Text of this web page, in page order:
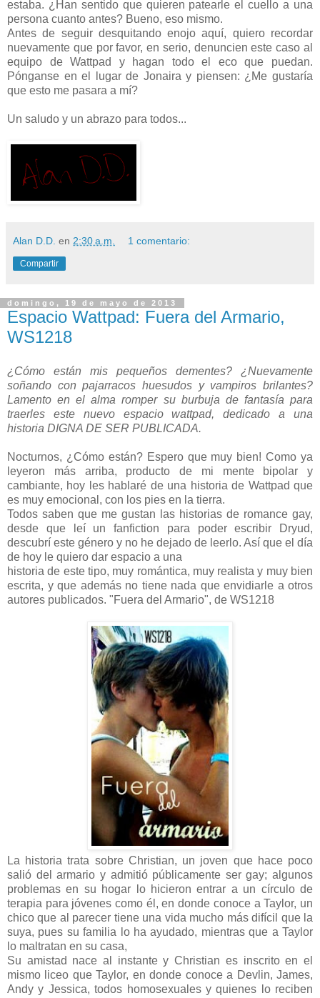
estaba. ¿Han sentido que quieren patearle el cuello a una
persona cuanto antes? Bueno, eso mismo.
Antes de seguir desquitando enojo aquí, quiero recordar
nuevamente que por favor, en serio, denuncien este caso al
equipo de Wattpad y hagan todo el eco que puedan.
Pónganse en el lugar de Jonaira y piensen: ¿Me gustaría
que esto me pasara a mí?
Un saludo y un abrazo para todos...
Alan D.D. en 2:30 a.m. 1 comentario:
Compartir
domingo, 19 de mayo de 2013
Espacio Wattpad: Fuera del Armario,
WS1218
¿Cómo están mis pequeños dementes? ¿Nuevamente
soñando con pajarracos huesudos y vampiros brilantes?
Lamento en el alma romper su burbuja de fantasía para
traerles este nuevo espacio wattpad, dedicado a una
historia DIGNA DE SER PUBLICADA.
Nocturnos, ¿Cómo están? Espero que muy bien! Como ya
leyeron más arriba, producto de mi mente bipolar y
cambiante, hoy les hablaré de una historia de Wattpad que
es muy emocional, con los pies en la tierra.
Todos saben que me gustan las historias de romance gay,
desde que leí un fanfiction para poder escribir Dryud,
descubrí este género y no he dejado de leerlo. Así que el día
de hoy le quiero dar espacio a una
historia de este tipo, muy romántica, muy realista y muy bien
escrita, y que además no tiene nada que envidiarle a otros
autores publicados. "Fuera del Armario", de WS1218
La historia trata sobre Christian, un joven que hace poco
salió del armario y admitió públicamente ser gay; algunos
problemas en su hogar lo hicieron entrar a un círculo de
terapia para jóvenes como él, en donde conoce a Taylor, un
chico que al parecer tiene una vida mucho más difícil que la
suya, pues su familia lo ha ayudado, mientras que a Taylor
lo maltratan en su casa,
Su amistad nace al instante y Christian es inscrito en el
mismo liceo que Taylor, en donde conoce a Devlin, James,
Andy y Jessica, todos homosexuales y quienes lo reciben